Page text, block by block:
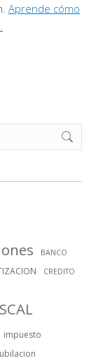
Aprende cómo
BANCO
CREDITO
impuesto